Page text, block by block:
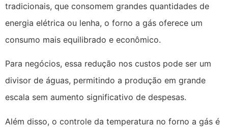
tradicionais, que consomem grandes quantidades de
energia elétrica ou lenha, o forno a gás oferece um
consumo mais equilibrado e econômico.
Para negócios, essa redução nos custos pode ser um
divisor de águas, permitindo a produção em grande
escala sem aumento significativo de despesas.
Além disso, o controle da temperatura no forno a gás é